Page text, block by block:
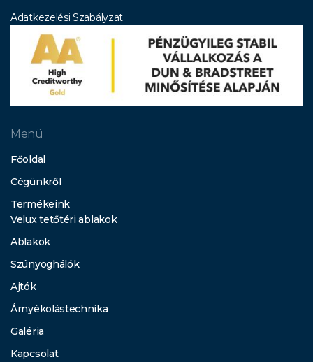
Adatkezelési Szabályzat
Menü
Főoldal
Cégünkről
Termékeink
Velux tetőtéri ablakok
Ablakok
Szúnyoghálók
Ajtók
Árnyékolástechnika
Galéria
Kapcsolat